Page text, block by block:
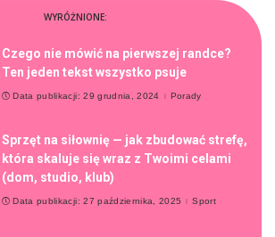
WYRÓŻNIONE:
Czego nie mówić na pierwszej randce?
Ten jeden tekst wszystko psuje
Data publikacji: 29 grudnia, 2024 Porady
Sprzęt na siłownię — jak zbudować strefę,
która skaluje się wraz z Twoimi celami
(dom, studio, klub)
Data publikacji: 27 października, 2025 Sport